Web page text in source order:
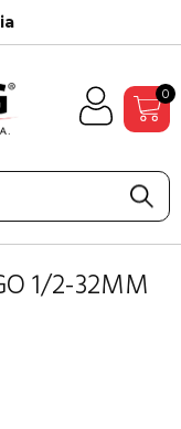
0
1/2-32MM